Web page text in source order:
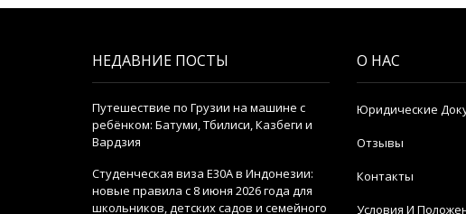
НЕДАВНИЕ ПОСТЫ
Путешествие по Грузии на машине с
ребёнком: Батуми, Тбилиси, Казбеги и
Вардзия
Студенческая виза E30A в Индонезии:
новые правила с 8 июня 2026 года для
школьников, детских садов и семейного
О НАС
Юридические
Отзывы
Контакты
Условия И